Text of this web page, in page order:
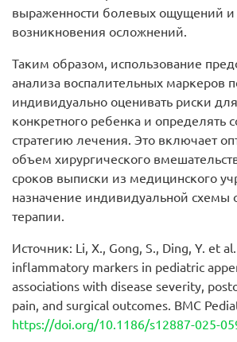
выраженности болевых ощущений и
возникновения осложнений.
Таким образом, использование
анализа воспалительных маркеров
индивидуально оценивать риски
конкретного ребенка и определять
стратегию лечения. Это включает
объем хирургического
сроков выписки из медицинского
назначение индивидуальной
терапии.
Источник: Li, X., Gong, S., Ding, Y. et
inflammatory markers in pediatric
associations with disease severity,
pain, and surgical outcomes. BMC
https://doi.org/10.1186/s12887-025-